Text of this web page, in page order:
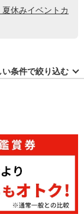
夏休みイベントカ
い条件で絞り込む